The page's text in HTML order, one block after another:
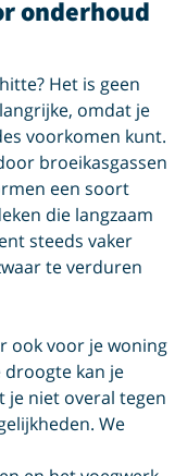
onderhoud
Het is geen
omdat je
voorkomen kunt.
broeikasgassen
een soort
die langzaam
steeds vaker
te verduren
ook voor je woning
kan je
je niet overal tegen
We